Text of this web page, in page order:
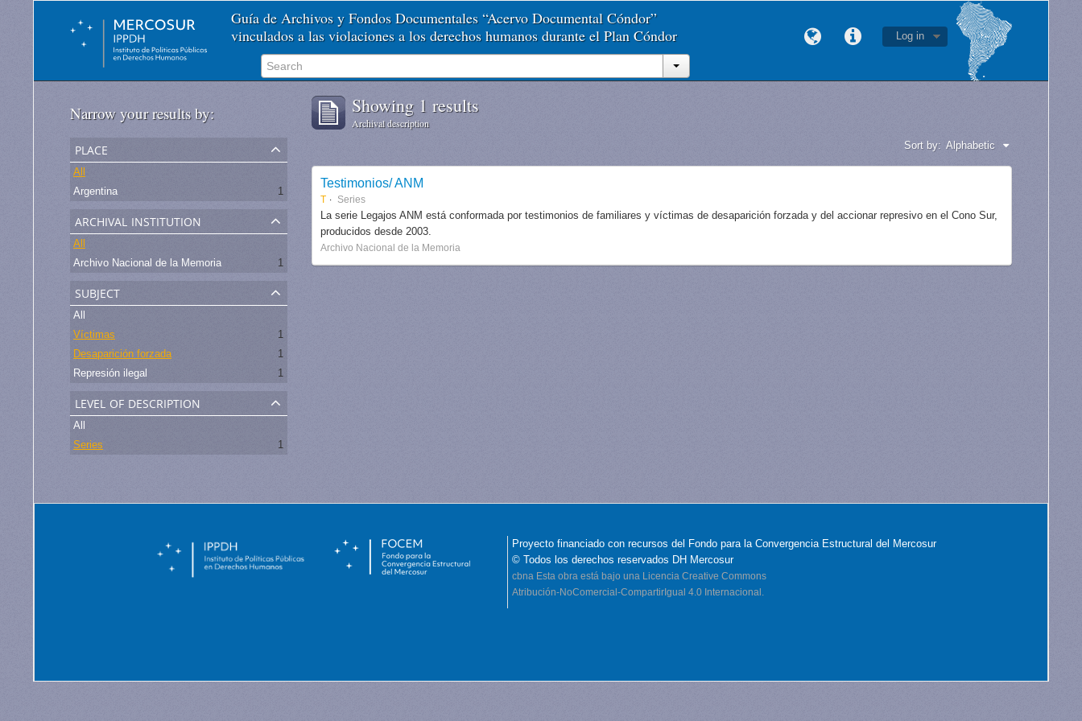
Guía de Archivos y Fondos Documentales “Acervo Documental Cóndor”
vinculados a las violaciones a los derechos humanos durante el Plan Cóndor
Log in
Narrow your results by:
place
All
Argentina
1
archival institution
All
Archivo Nacional de la Memoria
1
subject
All
Víctimas
1
Desaparición forzada
1
Represión ilegal
1
level of description
All
Series
1
Showing 1 results
Archival description
Sort by: Alphabetic
Testimonios/ ANM
T Series
La serie Legajos ANM está conformada por testimonios de familiares y víctimas de desaparición forzada y del accionar represivo en el Cono Sur,
producidos desde 2003.
Archivo Nacional de la Memoria
Proyecto financiado con recursos del Fondo para la Convergencia Estructural del Mercosur
© Todos los derechos reservados DH Mercosur
cbna Esta obra está bajo una Licencia Creative Commons
Atribución-NoComercial-CompartirIgual 4.0 Internacional.